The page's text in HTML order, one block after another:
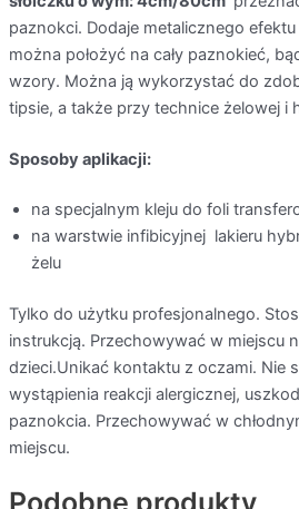
paznokci. Dodaje metalicznego
można położyć na cały paznokieć,
wzory. Można ją wykorzystać do
tipsie, a także przy technice żelowej i
Sposoby aplikacji:
na specjalnym kleju do foli
na warstwie infibicyjnej lakieru
żelu
Tylko do użytku profesjonalnego.
instrukcją. Przechowywać w miejscu
dzieci.Unikać kontaktu z oczami. Nie
wystąpienia reakcji alergicznej,
paznokcia. Przechowywać w
miejscu.